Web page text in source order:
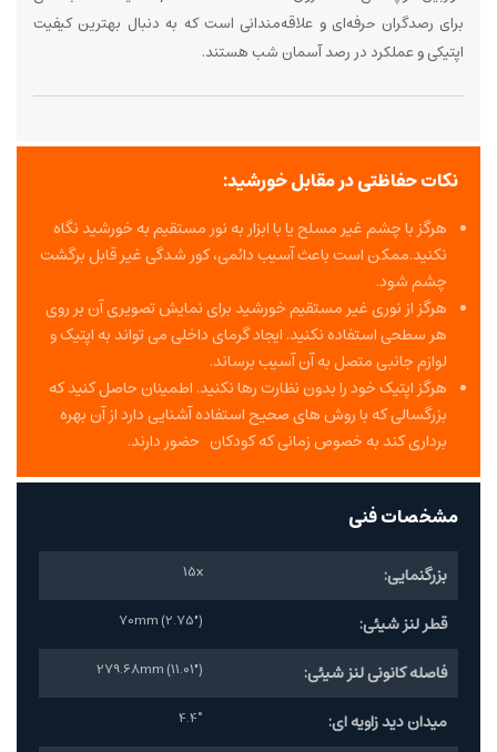
برای رصدگران حرفه‌ای و علاقه‌مندانی است که به دنبال بهترین کیفیت
اپتیکی و عملکرد در رصد آسمان شب هستند.
نکات حفاظتی در مقابل خورشید:
هرگز با چشم غیر مسلح یا با ابزار به نور مستقیم به خورشید نگاه
نکنید.ممکن است باعث آسیب دائمی، کور شدگی غیر قابل برگشت
چشم شود.
هرگز از نوری غیر مستقیم خورشید برای نمایش تصویری آن بر روی
هر سطحی استفاده نکنید. ایجاد گرمای داخلی می تواند به اپتیک و
لوازم جانبی متصل به آن آسیب برساند.
هرگز اپتیک خود را بدون نظارت رها نکنید. اطمینان حاصل کنید که
بزرگسالی که با روش های صحیح استفاده آشنایی دارد از آن بهره
برداری کند به خصوص زمانی که کودکان حضور دارند.
مشخصات فنی
بزرگنمایی: 15x
قطر لنز شیئی: 70mm (2.75")
فاصله کانونی لنز شیئی: 279.68mm (11.01")
میدان دید زاویه ای: 4.4°